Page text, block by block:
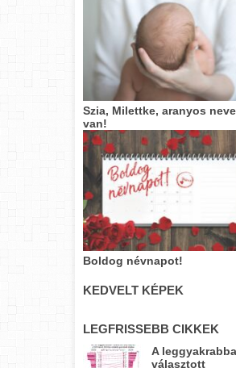
Szia, Milettke, aranyos
van!
Boldog névnapot!
KEDVELT KÉPEK
LEGFRISSEBB CIKKEK
A
választott